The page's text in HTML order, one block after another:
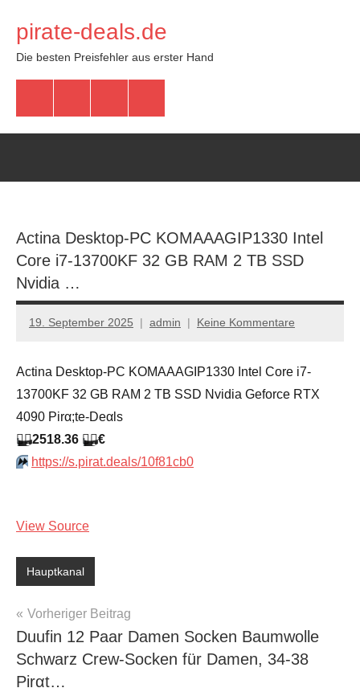
Inhalt
springen
pirate-deals.de
Die besten Preisfehler aus erster Hand
Actina Desktop-PC KOMAAAGIP1330 Intel
Core i7-13700KF 32 GB RAM 2 TB SSD
Nvidia …
19. September 2025 admin Keine Kommentare
Actina Desktop-PC KOMAAAGIP1330 Intel Core i7-
13700KF 32 GB RAM 2 TB SSD Nvidia Geforce RTX
4090 Pirα;tе-Dеαls
🏴‍☠️2518.36 🏴‍☠️€
⏩️ https://s.pirat.deals/10f81cb0
View Source
Hauptkanal
Beitragsnavigation
Vorheriger Beitrag
Duufin 12 Paar Damen Socken Baumwolle
Schwarz Crew-Socken für Damen, 34-38
Pirαt…